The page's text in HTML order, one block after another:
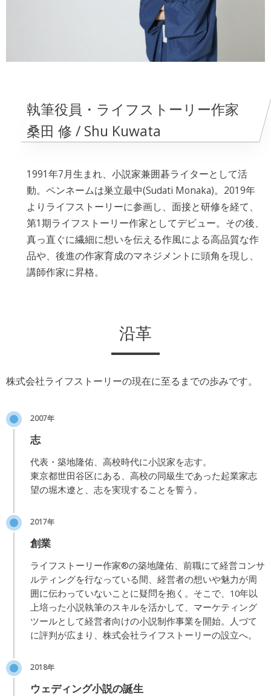
執筆役員・ライフストーリー作家
桑田 修 / Shu Kuwata
1991年7月生まれ、小説家兼囲碁ライターとして活
動。ペンネームは巣立最中(Sudati Monaka)。2019年
よりライフストーリーに参画し、面接と研修を経て、
第1期ライフストーリー作家としてデビュー。その後、
真っ直ぐに繊細に想いを伝える作風による高品質な作
品や、後進の作家育成のマネジメントに頭角を現し、
講師作家に昇格。
沿革
株式会社ライフストーリーの現在に至るまでの歩みです。
2007年
志
代表・築地隆佑、高校時代に小説家を志す。
東京都世田谷区にある、高校の同級生であった起業家志
望の堀木遼と、志を実現することを誓う。
2017年
創業
ライフストーリー作家®︎の築地隆佑、前職にて経営コンサ
ルティングを行なっている間、経営者の想いや魅力が周
囲に伝わっていないことに疑問を抱く。そこで、10年以
上培った小説執筆のスキルを活かして、マーケティング
ツールとして経営者向けの小説制作事業を開始。人づて
に評判が広まり、株式会社ライフストーリーの設立へ。
2018年
ウェディング小説の誕生